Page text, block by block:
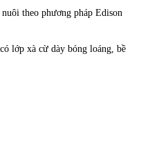
theo phương pháp Edison
lớp xà cừ dày bóng loáng, bề